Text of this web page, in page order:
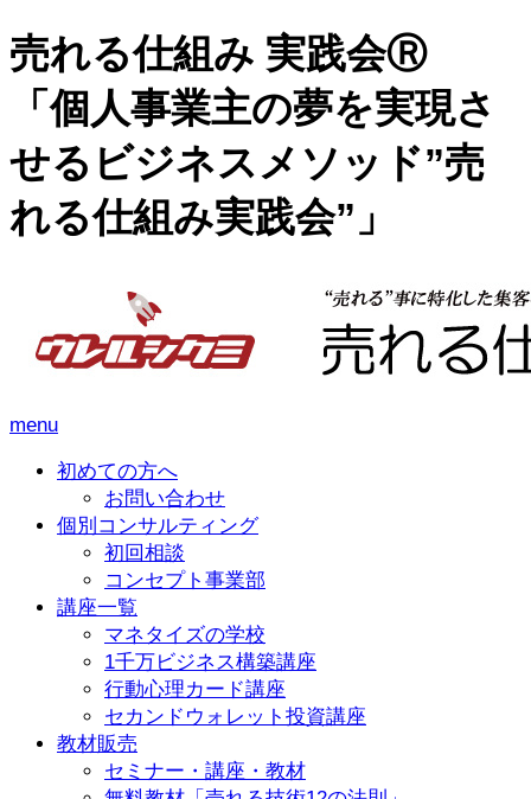
売れる仕組み 実践会Ⓡ
「個人事業主の夢を実現さ
せるビジネスメソッド”売
れる仕組み実践会”」
menu
初めての方へ
お問い合わせ
個別コンサルティング
初回相談
コンセプト事業部
講座一覧
マネタイズの学校
1千万ビジネス構築講座
行動心理カード講座
セカンドウォレット投資講座
教材販売
セミナー・講座・教材